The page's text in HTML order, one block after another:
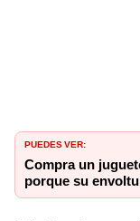
PUEDES VER:
Compra un
porque su